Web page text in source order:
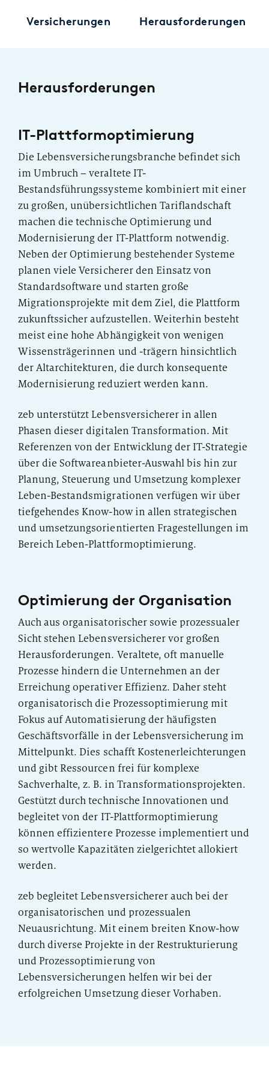
Versicherungen Herausforderungen
Herausforderungen
IT-Plattformoptimierung
Die Lebensversicherungsbranche befindet sich
im Umbruch – veraltete IT-
Bestandsführungssysteme kombiniert mit einer
zu großen, unübersichtlichen Tariflandschaft
machen die technische Optimierung und
Modernisierung der IT-Plattform notwendig.
Neben der Optimierung bestehender Systeme
planen viele Versicherer den Einsatz von
Standardsoftware und starten große
Migrationsprojekte mit dem Ziel, die Plattform
zukunftssicher aufzustellen. Weiterhin besteht
meist eine hohe Abhängigkeit von wenigen
Wissensträgerinnen und -trägern hinsichtlich
der Altarchitekturen, die durch konsequente
Modernisierung reduziert werden kann.
zeb unterstützt Lebensversicherer in allen
Phasen dieser digitalen Transformation. Mit
Referenzen von der Entwicklung der IT-Strategie
über die Softwareanbieter-Auswahl bis hin zur
Planung, Steuerung und Umsetzung komplexer
Leben-Bestandsmigrationen verfügen wir über
tiefgehendes Know-how in allen strategischen
und umsetzungsorientierten Fragestellungen im
Bereich Leben-Plattformoptimierung.
Optimierung der Organisation
Auch aus organisatorischer sowie prozessualer
Sicht stehen Lebensversicherer vor großen
Herausforderungen. Veraltete, oft manuelle
Prozesse hindern die Unternehmen an der
Erreichung operativer Effizienz. Daher steht
organisatorisch die Prozessoptimierung mit
Fokus auf Automatisierung der häufigsten
Geschäftsvorfälle in der Lebensversicherung im
Mittelpunkt. Dies schafft Kostenerleichterungen
und gibt Ressourcen frei für komplexe
Sachverhalte, z. B. in Transformationsprojekten.
Gestützt durch technische Innovationen und
begleitet von der IT-Plattformoptimierung
können effizientere Prozesse implementiert und
so wertvolle Kapazitäten zielgerichtet allokiert
werden.
zeb begleitet Lebensversicherer auch bei der
organisatorischen und prozessualen
Neuausrichtung. Mit einem breiten Know-how
durch diverse Projekte in der Restrukturierung
und Prozessoptimierung von
Lebensversicherungen helfen wir bei der
erfolgreichen Umsetzung dieser Vorhaben.